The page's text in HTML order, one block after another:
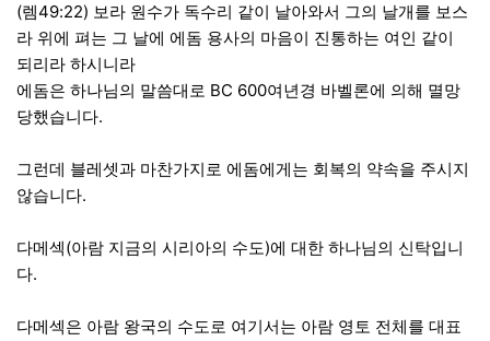
(렘49:22) 보라 원수가 독수리 같이 날아와서 그의 날개를 보스
라 위에 펴는 그 날에 에돔 용사의 마음이 진통하는 여인 같이
되리라 하시니라
에돔은 하나님의 말씀대로 BC 600여년경 바벨론에 의해 멸망
당했습니다.
그런데 블레셋과 마찬가지로 에돔에게는 회복의 약속을 주시지
않습니다.
다메섹(아람 지금의 시리아의 수도)에 대한 하나님의 신탁입니
다.
다메섹은 아람 왕국의 수도로 여기서는 아람 영토 전체를 대표